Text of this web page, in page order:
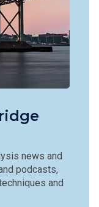
news and
podcasts,
and